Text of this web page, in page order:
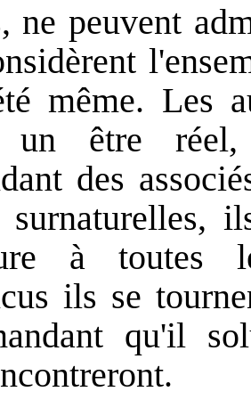
ne peuvent
même. Les
un être
des
surnaturelles,
à toutes
ils se
qu'il